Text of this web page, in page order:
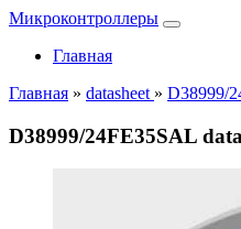
Микроконтроллеры
Главная
Главная » datasheet » D38999/
D38999/24FE35SAL